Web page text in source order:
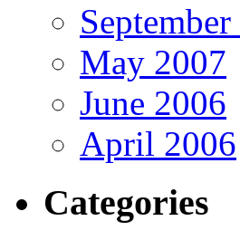
May 2007
June 2006
April 2006
Categories